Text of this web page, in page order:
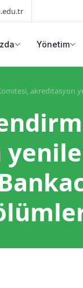
Yönetim
akreditasyon